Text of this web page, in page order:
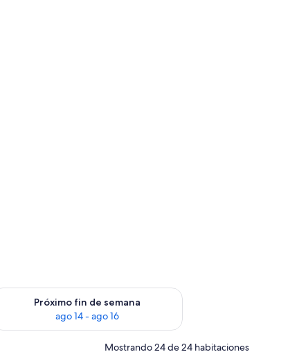
semana ago 7 - ago 9
Próximo fin de semana
ago 14 - ago 16
la disponibilidad para el próximo fin de semana ago
Mostrando 24 de 24 habitaciones